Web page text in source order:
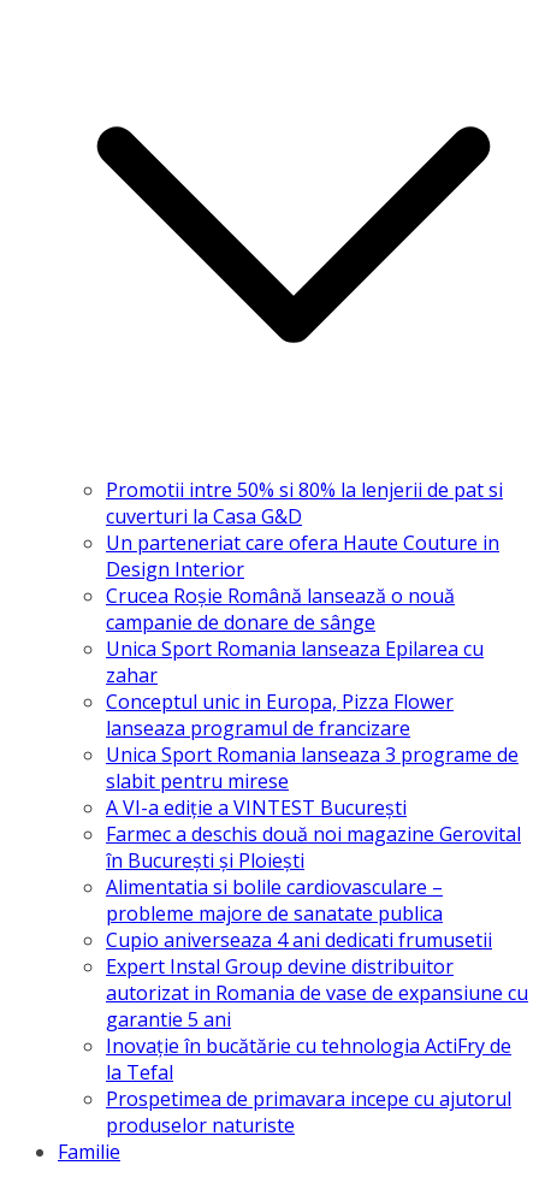
Promotii intre 50% si 80% la lenjerii de pat si
cuverturi la Casa G&D
Un parteneriat care ofera Haute Couture in
Design Interior
Crucea Roșie Română lansează o nouă
campanie de donare de sânge
Unica Sport Romania lanseaza Epilarea cu
zahar
Conceptul unic in Europa, Pizza Flower
lanseaza programul de francizare
Unica Sport Romania lanseaza 3 programe de
slabit pentru mirese
A VI-a ediție a VINTEST București
Farmec a deschis două noi magazine Gerovital
în Bucureşti şi Ploieşti
Alimentatia si bolile cardiovasculare –
probleme majore de sanatate publica
Cupio aniverseaza 4 ani dedicati frumusetii
Expert Instal Group devine distribuitor
autorizat in Romania de vase de expansiune cu
garantie 5 ani
Inovație în bucătărie cu tehnologia ActiFry de
la Tefal
Prospetimea de primavara incepe cu ajutorul
produselor naturiste
Familie